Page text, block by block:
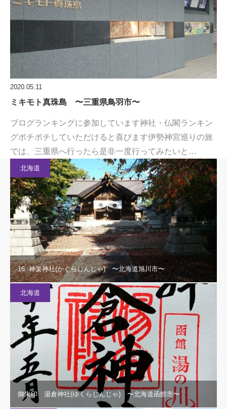
2020.05.11
ミキモト真珠島 〜三重県鳥羽市〜
ブログランキングに参加しています神社・仏閣ランキン
グポチポチしていただけると喜びます伊勢神宮巡りの旅
では、三重県へ行ったら是非一度行ってみたいと…
北海道
16. 神楽神社(かぐらじんじゃ) 〜北海道旭川市〜
北海道
御朱印 湯倉神社(ゆくらじんじゃ) 〜北海道函館市〜